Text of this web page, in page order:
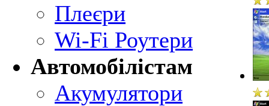
Плеєри
Wi-Fi Роутери
Автомобілістам
Акумулятори